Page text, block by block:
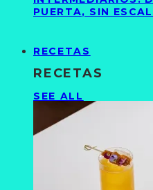
PUERTA, SIN
RECETAS
RECETAS
SEE ALL